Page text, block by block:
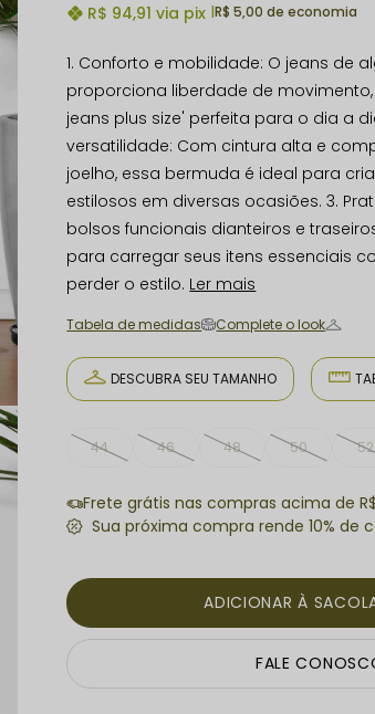
R$ 94,91 via pix |R$ 5,00 de economia
1. Conforto e mobilidade: O jeans de
proporciona liberdade de
jeans plus size' perfeita para o dia a
versatilidade: Com cintura alta e
joelho, essa bermuda é ideal para
estilosos em diversas ocasiões. 3.
bolsos funcionais dianteiros e
para carregar seus itens essenciais
perder o estilo. Ler mais
Tabela de medidas Complete o look
DESCUBRA SEU TAMANHO
44 46 48 50 52
ADICIONAR À
Frete grátis nas compras acima de
FALE